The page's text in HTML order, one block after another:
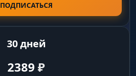
ПОДПИСАТЬСЯ
30 дней
2389 ₽